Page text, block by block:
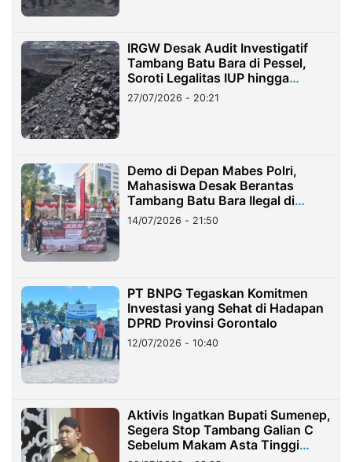
IRGW Desak Audit Investigatif
Tambang Batu Bara di Pessel,
Soroti Legalitas IUP hingga
Stockpile
27/07/2026 - 20:21
Demo di Depan Mabes Polri,
Mahasiswa Desak Berantas
Tambang Batu Bara Ilegal di
Lampung
14/07/2026 - 21:50
PT BNPG Tegaskan Komitmen
Investasi yang Sehat di Hadapan
DPRD Provinsi Gorontalo
12/07/2026 - 10:40
Aktivis Ingatkan Bupati Sumenep,
Segera Stop Tambang Galian C
Sebelum Makam Asta Tinggi